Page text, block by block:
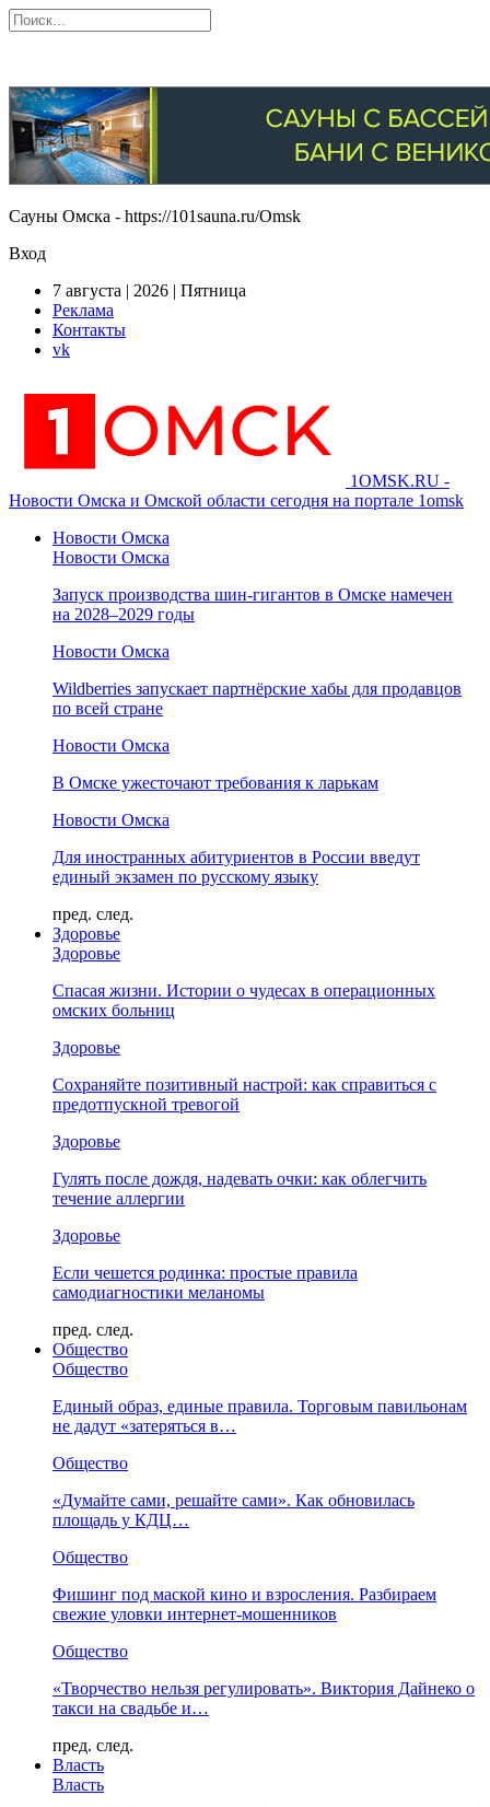
Сауны Омска - https://101sauna.ru/Omsk
Вход
7 августа | 2026 | Пятница
Реклама
Контакты
vk
1OMSK.RU -
Новости Омска и Омской области сегодня на портале 1omsk
Новости Омска
Новости Омска
Запуск производства шин-гигантов в Омске намечен
на 2028–2029 годы
Новости Омска
Wildberries запускает партнёрские хабы для продавцов
по всей стране
Новости Омска
В Омске ужесточают требования к ларькам
Новости Омска
Для иностранных абитуриентов в России введут
единый экзамен по русскому языку
пред. след.
Здоровье
Здоровье
Спасая жизни. Истории о чудесах в операционных
омских больниц
Здоровье
Сохраняйте позитивный настрой: как справиться с
предотпускной тревогой
Здоровье
Гулять после дождя, надевать очки: как облегчить
течение аллергии
Здоровье
Если чешется родинка: простые правила
самодиагностики меланомы
пред. след.
Общество
Общество
Единый образ, единые правила. Торговым павильонам
не дадут «затеряться в…
Общество
«Думайте сами, решайте сами». Как обновилась
площадь у КДЦ…
Общество
Фишинг под маской кино и взросления. Разбираем
свежие уловки интернет-мошенников
Общество
«Творчество нельзя регулировать». Виктория Дайнеко о
такси на свадьбе и…
пред. след.
Власть
Власть